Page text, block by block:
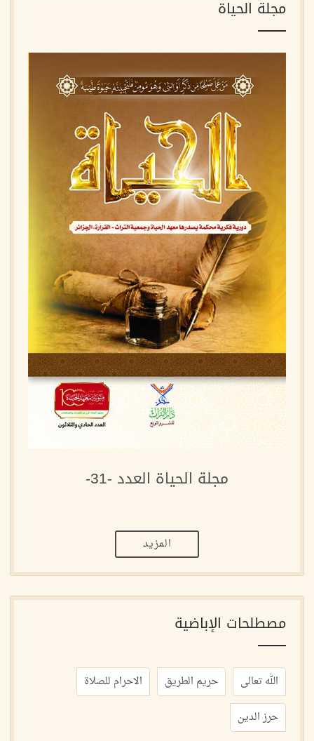
مجلة الحياة
مجلة الحياة العدد -31-
المزيد
مصطلحات الإباضية
الله تعالى حريم الطريق
الاحرام للصلاة
حرز الدين